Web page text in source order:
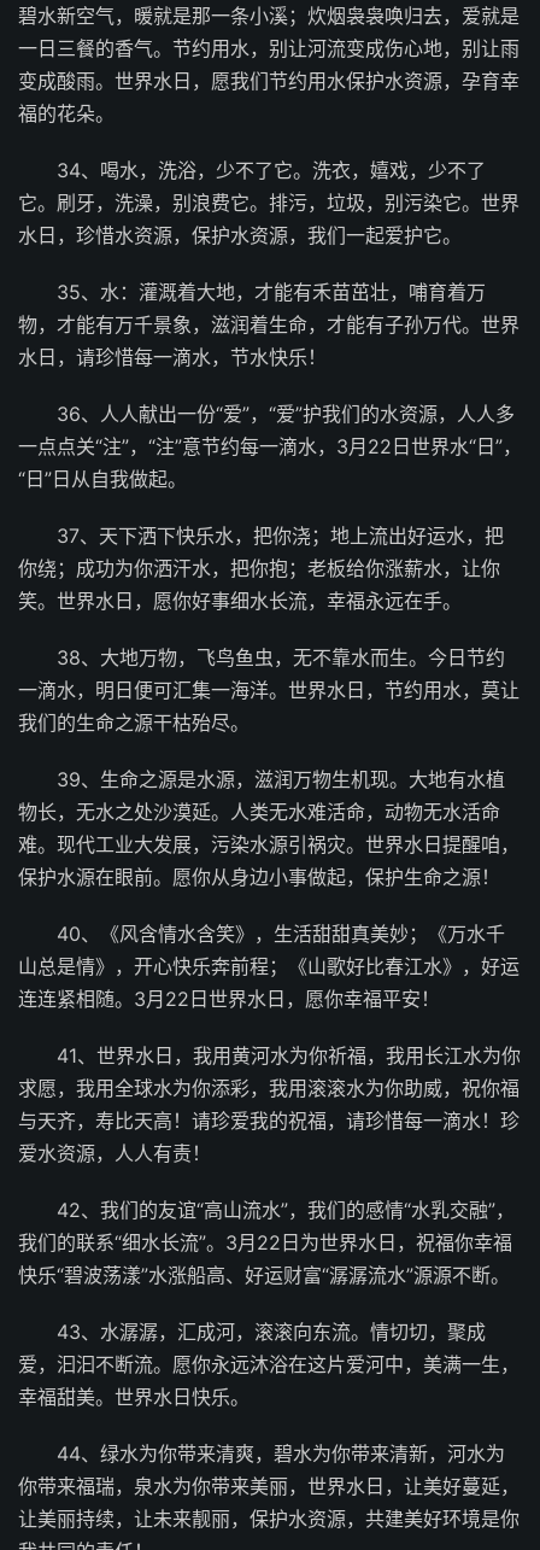
碧水新空气，暖就是那一条小溪；炊烟袅袅唤归去，爱就是
一日三餐的香气。节约用水，别让河流变成伤心地，别让雨
变成酸雨。世界水日，愿我们节约用水保护水资源，孕育幸
福的花朵。
34、喝水，洗浴，少不了它。洗衣，嬉戏，少不了
它。刷牙，洗澡，别浪费它。排污，垃圾，别污染它。世界
水日，珍惜水资源，保护水资源，我们一起爱护它。
35、水：灌溉着大地，才能有禾苗茁壮，哺育着万
物，才能有万千景象，滋润着生命，才能有子孙万代。世界
水日，请珍惜每一滴水，节水快乐！
36、人人献出一份“爱”，“爱”护我们的水资源，人人多
一点点关“注”，“注”意节约每一滴水，3月22日世界水“日”，
“日”日从自我做起。
37、天下洒下快乐水，把你浇；地上流出好运水，把
你绕；成功为你洒汗水，把你抱；老板给你涨薪水，让你
笑。世界水日，愿你好事细水长流，幸福永远在手。
38、大地万物，飞鸟鱼虫，无不靠水而生。今日节约
一滴水，明日便可汇集一海洋。世界水日，节约用水，莫让
我们的生命之源干枯殆尽。
39、生命之源是水源，滋润万物生机现。大地有水植
物长，无水之处沙漠延。人类无水难活命，动物无水活命
难。现代工业大发展，污染水源引祸灾。世界水日提醒咱，
保护水源在眼前。愿你从身边小事做起，保护生命之源！
40、《风含情水含笑》，生活甜甜真美妙；《万水千
山总是情》，开心快乐奔前程；《山歌好比春江水》，好运
连连紧相随。3月22日世界水日，愿你幸福平安！
41、世界水日，我用黄河水为你祈福，我用长江水为你
求愿，我用全球水为你添彩，我用滚滚水为你助威，祝你福
与天齐，寿比天高！请珍爱我的祝福，请珍惜每一滴水！珍
爱水资源，人人有责！
42、我们的友谊“高山流水”，我们的感情“水乳交融”，
我们的联系“细水长流”。3月22日为世界水日，祝福你幸福
快乐“碧波荡漾”水涨船高、好运财富“潺潺流水”源源不断。
43、水潺潺，汇成河，滚滚向东流。情切切，聚成
爱，汩汩不断流。愿你永远沐浴在这片爱河中，美满一生，
幸福甜美。世界水日快乐。
44、绿水为你带来清爽，碧水为你带来清新，河水为
你带来福瑞，泉水为你带来美丽，世界水日，让美好蔓延，
让美丽持续，让未来靓丽，保护水资源，共建美好环境是你